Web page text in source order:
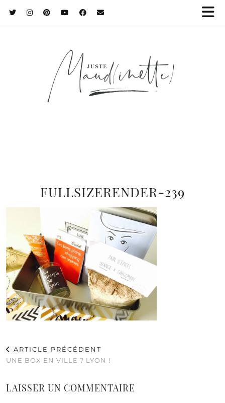
FULLSIZERENDER-239
ARTICLE PRÉCÉDENT
UNE BOX EN VILLE ? LYON !
LAISSER UN COMMENTAIRE